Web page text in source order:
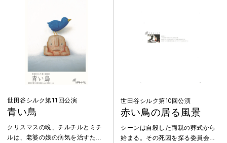
の危うさ」をベースに描きなが
ら、「非常事態が迫っていること
を人はなぜ実感できないのか」
「その想像力の欠如の原因となっ
ているものは何か」。自然災害を
父さんのお父さんまでもが独り暮
世田谷シルク第11回公演
青い鳥
クリスマスの晩、チルチルとミチ
ルは、老婆の娘の病気を治すため
世田谷シルク第10回公演
赤い鳥の居る風景
シーンは自殺した両親の葬式から
始まる。その死因を探る委員会。